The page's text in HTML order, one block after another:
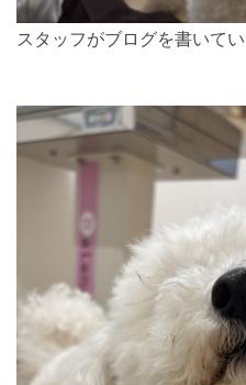
スタッフがブログを書いて